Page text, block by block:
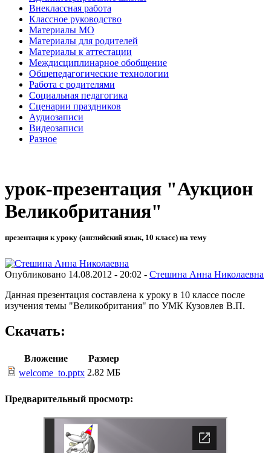
Внеклассная работа
Классное руководство
Материалы МО
Материалы для родителей
Материалы к аттестации
Междисциплинарное обобщение
Общепедагогические технологии
Работа с родителями
Социальная педагогика
Сценарии праздников
Аудиозаписи
Видеозаписи
Разное
урок-презентация "Аукцион
Великобритания"
презентация к уроку (английский язык, 10 класс) на тему
Опубликовано 14.08.2012 - 20:02 - Стешина Анна Николаевна
Данная презентация составлена к уроку в 10 классе после
изучения темы "Великобритания" по УМК Кузовлев В.П.
Скачать:
Вложение
Размер
welcome_to.pptx 2.82 МБ
Предварительный просмотр: